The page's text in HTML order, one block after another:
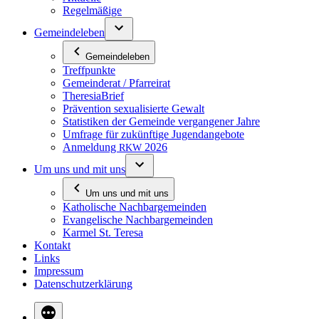
Re­gel­mä­ßi­ge
Ge­mein­de­le­ben
Ge­mein­de­le­ben
Treff­punk­te
Ge­mein­de­rat / Pfarreirat
The­re­sia­B­rief
Prä­ven­ti­on se­xua­li­sier­te Gewalt
Sta­tis­ti­ken der Ge­mein­de ver­gan­ge­ner Jahre
Um­fra­ge für zu­künf­ti­ge Jugendangebote
An­mel­dung RKW 2026
Um uns und mit uns
Um uns und mit uns
Ka­tho­li­sche Nachbargemeinden
Evan­ge­li­sche Nachbargemeinden
Kar­mel St. Teresa
Kon­takt
Links
Im­pres­sum
Da­ten­schutz­er­klä­rung